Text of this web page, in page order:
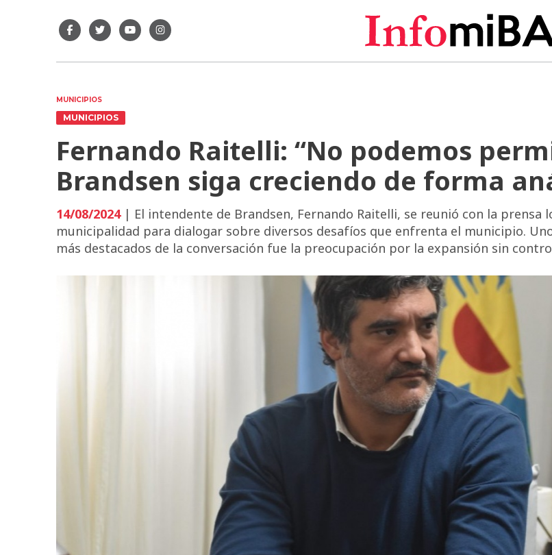
MUNICIPIOS
MUNICIPIOS
Fernando Raitelli: “No podemos
Brandsen siga creciendo de forma
14/08/2024| El intendente de Brandsen, Fernando Raitelli, se reunió con la prensa
municipalidad para dialogar sobre diversos desafíos que enfrenta el municipio.
más destacados de la conversación fue la preocupación por la expansión sin